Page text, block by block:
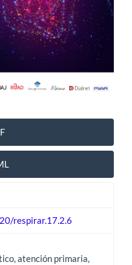
respirar.17.2.6
atención primaria,